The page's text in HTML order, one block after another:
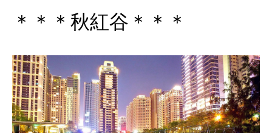
＊＊＊秋紅谷＊＊＊